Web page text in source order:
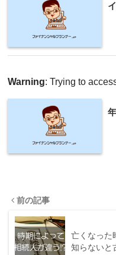
Warning: Trying to
前の記事
亡くなった
知らないと